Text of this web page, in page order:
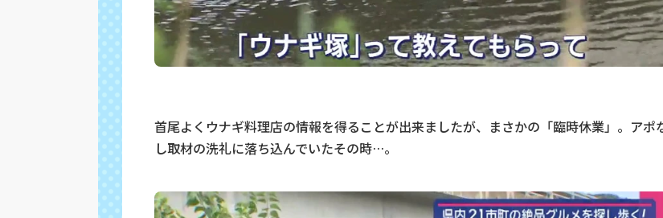
首尾よくウナギ料理店の情報を得ることが出来ましたが、まさかの「臨時休業」。アポ
し取材の洗礼に落ち込んでいたその時…。